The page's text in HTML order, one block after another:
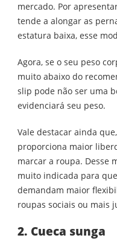
mercado. Por
tende a alongar as
estatura baixa, esse
Agora, se o seu peso
muito abaixo do
slip pode não ser uma
evidenciará seu peso.
Vale destacar ainda
proporciona maior
marcar a roupa. Desse
muito indicada para
demandam maior
roupas sociais ou mais
2. Cueca sunga